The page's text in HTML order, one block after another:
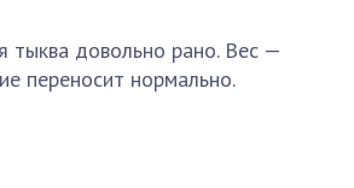
тыква довольно рано. Вес —
переносит нормально.